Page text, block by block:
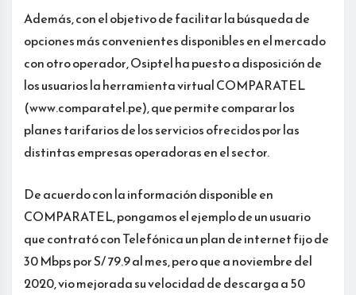
Además, con el objetivo de facilitar la búsqueda de
opciones más convenientes disponibles en el mercado
con otro operador, Osiptel ha puesto a disposición de
los usuarios la herramienta virtual COMPARATEL
(www.comparatel.pe), que permite comparar los
planes tarifarios de los servicios ofrecidos por las
distintas empresas operadoras en el sector.
De acuerdo con la información disponible en
COMPARATEL, pongamos el ejemplo de un usuario
que contrató con Telefónica un plan de internet fijo de
30 Mbps por S/ 79.9 al mes, pero que a noviembre del
2020, vio mejorada su velocidad de descarga a 50